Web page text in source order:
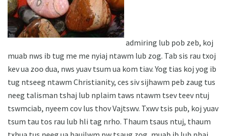
admiring lub pob zeb, koj
muab nws ib tug me me nyiaj ntawm lub zog. Tab sis rau txoj
kev ua zoo dua, nws yuav tsum ua kom tiav. Yog tias koj yog ib
tug ntseeg ntawm Christianity, ces siv sijhawm peb zaug tus
neeg talisman tshaj lub nplaim taws ntawm tsev teev ntuj
tswmciab, nyeem cov lus thov Vajtswv. Txwv tsis pub, koj yuav
tsum tau tos rau lub hli tag nrho. Thaum tsaus ntuj, thaum